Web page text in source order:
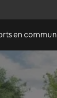
en commun